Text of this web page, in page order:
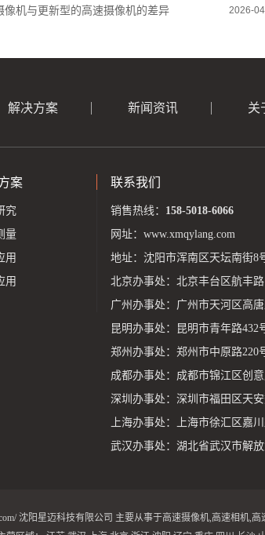
像机与更新型的高速摄像机的差异 2026-
解决方案 新闻资讯 关
案
究
量
用
用
联系我们
销售热线： 158-5018-6066
网址： www.xmqylang.com
地址：沈阳市浑南区天坛南街8
北京办事处：北京丰台区航丰
广州办事处：广州市天河区高
昆明办事处：昆明市青年路432
郑州办事处：郑州市中原路220
成都办事处：成都市锦江区创
深圳办事处：深圳市福田区天
上海办事处：上海市徐汇区嘉
武汉办事处：湖北省武汉市解
沈阳星迈科技有限公司 主要从事于高速摄像机, 高速相机, 高